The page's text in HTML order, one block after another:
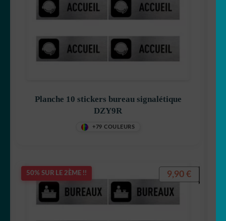
Planche 10 stickers bureau signalétique
DZY9R
+79 COULEURS
50% SUR LE 2ÈME !! 9,90 €